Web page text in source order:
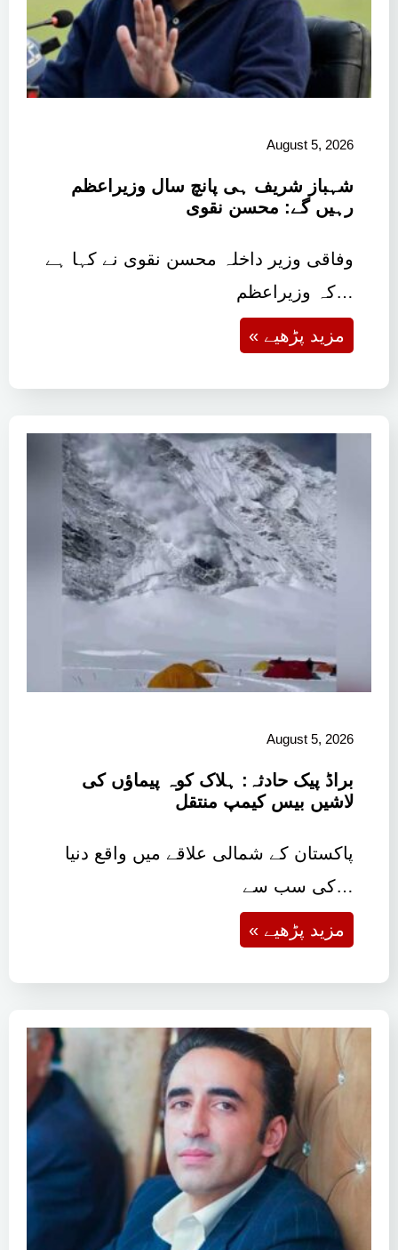
August 5, 2026
شہباز شریف ہی پانچ سال وزیراعظم
رہیں گے: محسن نقوی
وفاقی وزیر داخلہ محسن نقوی نے کہا ہے
کہ وزیراعظم…
« مزید پڑھیے
August 5, 2026
براڈ پیک حادثہ: ہلاک کوہ پیماؤں کی
لاشیں بیس کیمپ منتقل
پاکستان کے شمالی علاقے میں واقع دنیا
کی سب سے…
« مزید پڑھیے